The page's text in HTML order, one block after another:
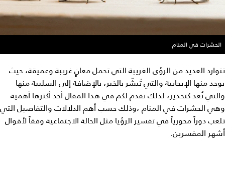
الحشرات في المنام
تتوارد العديد من الرؤى الغريبة التي تحمل معانٍ غريبة وعميقة، حيث
يوجد منها الإيجابية والتي تُبشّر بالخير، بالإضافة إلى السلبية منها
والتي تُعد كتحذير، لذلك نقدم لكم في هذا المقال أحد أكثرها أهمية
وهي الحشرات في المنام ،وذلك حسب أهم الدلالات والتفاصيل التي
تلعب دوراً محورياً في تفسير الرؤيا مثل الحالة الاجتماعية وفقاً لأقوال
أشهر المفسرين.